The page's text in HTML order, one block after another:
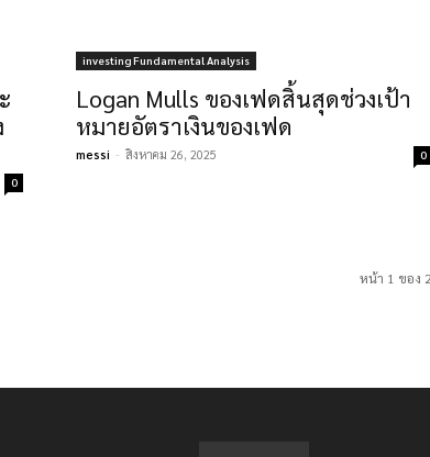
0
investing Fundamental Analysis
Logan Mulls ของเฟดสิ้นสุดช่วงเป้า
หมายอัตราเงินของเฟด
messi - สิงหาคม 26, 2025 0
หน้า 1 ของ 2